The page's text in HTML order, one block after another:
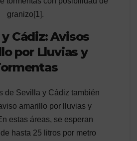
granizo[1].
Cádiz: Avisos
por Lluvias y
de Sevilla y Cádiz también
amarillo por lluvias y
estas áreas, se esperan
hasta 25 litros por metro